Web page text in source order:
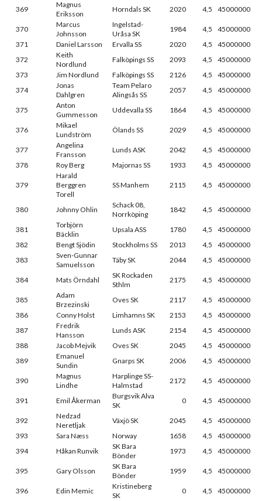
369
Magnus
Eriksson
Horndals SK 2020 4,5 45000000
370
Marcus
Johnsson
Ingelstad-
Uråsa SK
1984 4,5
45000000
371
Daniel Larsson Ervalla SS 2020 4,5
45000000
372
Keith
Nordlund
Falköpings SS 2093 4,5
45000000
373
Jim Nordlund Falköpings SS 2126 4,5
45000000
374
Jonas
Dahlgren
Team Pelaro
Alingsås SS
2057 4,5 45000000
375
Anton
Gummesson
Uddevalla SS 1864 4,5 45000000
376
Mikael
Lundström
Ölands SS 2029 4,5 45000000
377
Angelina
Fransson
Lunds ASK 2042 4,5
45000000
378
Roy Berg Majornas SS 1933 4,5 45000000
379
Harald
Berggren
Torell
SS Manhem 2115 4,5 45000000
380 Johnny Ohlin
Schack 08,
Norrköping
1842 4,5 45000000
381
Torbjörn
Bäcklin
Upsala ASS 1780 4,5
45000000
382
Bengt Sjödin Stockholms SS 2013 4,5
45000000
383
Sven-Gunnar
Samuelsson
Täby SK 2044 4,5 45000000
384 Mats Örndahl
SK Rockaden
Sthlm
2175 4,5 45000000
385
Adam
Brzezinski
Oves SK 2117 4,5
45000000
386
Conny Holst Limhamns SK 2153 4,5
45000000
387
Fredrik
Hansson
Lunds ASK 2154 4,5
45000000
388
Jacob Mejvik Oves SK 2045 4,5
45000000
389
Emanuel
Sundin
Gnarps SK 2006 4,5 45000000
390
Magnus
Lindhe
Harplinge SS-
Halmstad
2172 4,5 45000000
391 Emil Åkerman
Burgsvik Alva
SK
0 4,5 45000000
392
Nedzad
Neretljak
Växjö SK 2045 4,5
45000000
393
Sara Næss Norway 1658 4,5
45000000
394
Håkan Runvik
SK Bara
Bönder
1973 4,5 45000000
395 Gary Olsson
SK Bara
Bönder
1959 4,5 45000000
396 Edin Memic
Kristineberg
SK
0 4,5 45000000